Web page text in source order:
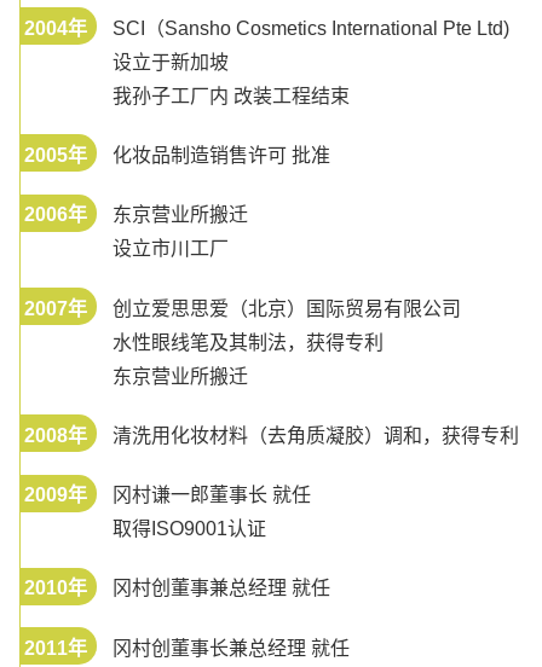
2004年
SCI（Sansho Cosmetics International Pte Ltd)
设立于新加坡
我孙子工厂内 改装工程结束
2005年 化妆品制造销售许可 批准
2006年
东京营业所搬迁
设立市川工厂
2007年
创立爱思思爱（北京）国际贸易有限公司
水性眼线笔及其制法，获得专利
东京营业所搬迁
2008年 清洗用化妆材料（去角质凝胶）调和，获得专利
2009年
冈村谦一郎董事长 就任
取得ISO9001认证
2010年 冈村创董事兼总经理 就任
2011年 冈村创董事长兼总经理 就任